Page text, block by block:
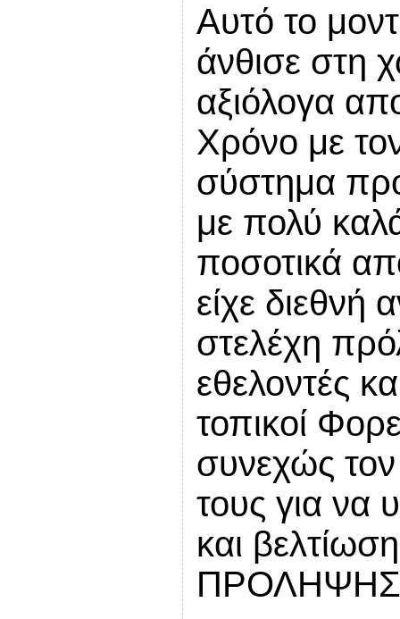
Αυτό το
άνθισε στη
αξιόλογα
Χρόνο με
σύστημα
με πολύ
ποσοτικά
είχε διεθνή
στελέχη
εθελοντές
τοπικοί
συνεχώς
τους για να
και